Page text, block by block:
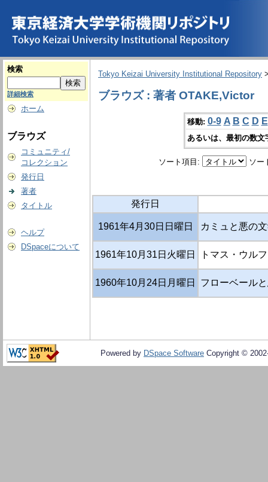
検索
詳細検索
ホーム
ブラウズ
コミュニティ/
コレクション
発行日
著者
タイトル
ヘルプ
DSpaceについて
Tokyo Keizai University Institutional Repository
ブラウズ : 著者 OTAKE,Victor
移動: 0-9 A B C D E
あるいは、最初の数
ソート項目: ソー
発行日
1961年4月30日日曜日 カミュと悪の
1961年10月31日火曜日 トマス・ウル
1960年10月24日月曜日 フローベール
Powered by DSpace Software Copyright ©